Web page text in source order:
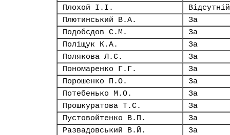
Плохой І.І.
Відсутній
Плютинський В.А.
За
Подобєдов С.М.
За
Поліщук К.А.
За
Полякова Л.Є.
За
Пономаренко Г.Г.
За
Порошенко П.О.
За
Потебенько М.О.
За
Прошкуратова Т.С.
За
Пустовойтенко В.П.
За
Развадовський В.Й.
За